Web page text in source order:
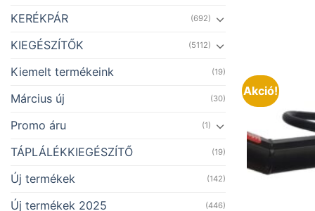
KERÉKPÁR (692)
KIEGÉSZÍTŐK (5112)
Kiemelt termékeink (19)
Március új (30)
Promo áru (1)
TÁPLÁLÉKKIEGÉSZÍTŐ (19)
Új termékek (142)
Új termékek 2025 (446)
Akció!